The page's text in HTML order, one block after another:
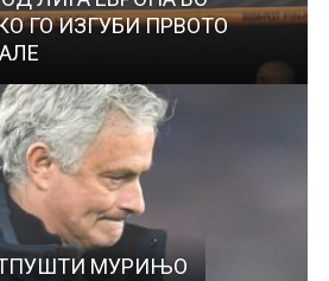
ГО ИЗГУБИ ПРВОТО
МУРИЊО